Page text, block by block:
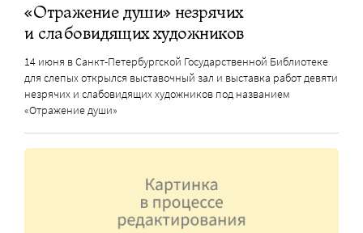
«Отражение души» незрячих
и слабовидящих художников
14 июня в Санкт-Петербургской Государственной Библиотеке
для слепых открылся выставочный зал и выставка работ девяти
незрячих и слабовидящих художников под названием
«Отражение души»